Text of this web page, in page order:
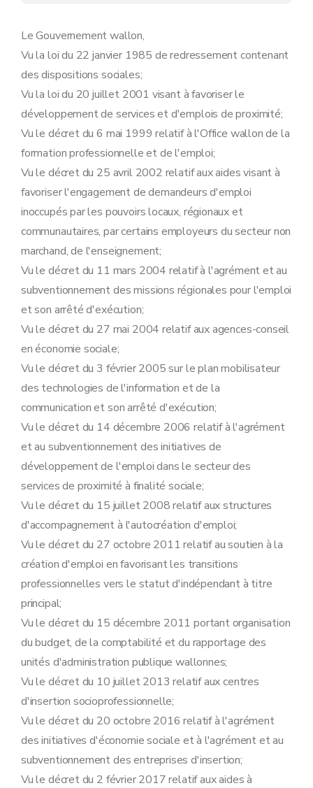
Art. 12
Art. 13
Art. 13bis
Section 10
Mesures relatives aux structures d'accompagnement à l'autocréation d'emploi
Art. 14
Art. 15
Section 11
Mesures relatives aux modalités de communication entre le FOREm et ses usagers et aux contrats de formation professionnelle
Art. 16
Art. 17
Art. 18
Section 12 Mesures relatives aux aides à destination des groupes-cibles
Art. 19
Section 13
Mesures relatives aux dispenses de disponibilité
Art. 20
Section 14 Mesures relatives au congé éducation payé
Art. 21
Art. 22
Art. 23
Art. 24
Section 15 Mesure relative au soutien à la création d'emploi favorisant la transition vers le statut d'indépendant à titre principal
Art. 25
Art. 26
Art. 27
Section 16 Mesures relatives à la formation professionnelle individuelle
Art. 28
Art. 29
Art. 30
Art. 31
Section 18 Mesures relatives aux dispositifs des aides à la promotion de l'emploi
Art. 32
Art. 34
Section 19 Mesure relative au fonds de formation titres-services
Art. 34bis
Art. 34ter
Art. 34quater
Art. 34quinquies
Art. 34sexies
Art. 35
Section 19bis
(Mesures relatives au plan langues - AGW du 16 avril 2020, art. 1)
Art. 35bis
Art. 35ter
Art. 35quater
Art. 35quinquies
Art. 35sexies
Art. 35septies
Art. 35octies
Art. 35nonies
Section 20 Mesure relative dispositif « SESAM » visant à favoriser l'engagement de demandeurs d'emploi inoccupés auprès de certaines entreprises
Art. 36
Section 21 Disposition générale
Art. 37
Section 22 Dispositions finales
Art. 38
Art. 39
Le Gouvernement wallon,
Vu la loi du 22 janvier 1985 de redressement contenant
des dispositions sociales;
Vu la loi du 20 juillet 2001 visant à favoriser le
développement de services et d'emplois de proximité;
Vu le décret du 6 mai 1999 relatif à l'Office wallon de la
formation professionnelle et de l'emploi;
Vu le décret du 25 avril 2002 relatif aux aides visant à
favoriser l'engagement de demandeurs d'emploi
inoccupés par les pouvoirs locaux, régionaux et
communautaires, par certains employeurs du secteur non
marchand, de l'enseignement;
Vu le décret du 11 mars 2004 relatif à l'agrément et au
subventionnement des missions régionales pour l'emploi
et son arrêté d'exécution;
Vu le décret du 27 mai 2004 relatif aux agences-conseil
en économie sociale;
Vu le décret du 3 février 2005 sur le plan mobilisateur
des technologies de l'information et de la
communication et son arrêté d'exécution;
Vu le décret du 14 décembre 2006 relatif à l'agrément
et au subventionnement des initiatives de
développement de l'emploi dans le secteur des
services de proximité à finalité sociale;
Vu le décret du 15 juillet 2008 relatif aux structures
d'accompagnement à l'autocréation d'emploi;
Vu le décret du 27 octobre 2011 relatif au soutien à la
création d'emploi en favorisant les transitions
professionnelles vers le statut d'indépendant à titre
principal;
Vu le décret du 15 décembre 2011 portant organisation
du budget, de la comptabilité et du rapportage des
unités d'administration publique wallonnes;
Vu le décret du 10 juillet 2013 relatif aux centres
d'insertion socioprofessionnelle;
Vu le décret du 20 octobre 2016 relatif à l'agrément
des initiatives d'économie sociale et à l'agrément et au
subventionnement des entreprises d'insertion;
Vu le décret du 2 février 2017 relatif aux aides à